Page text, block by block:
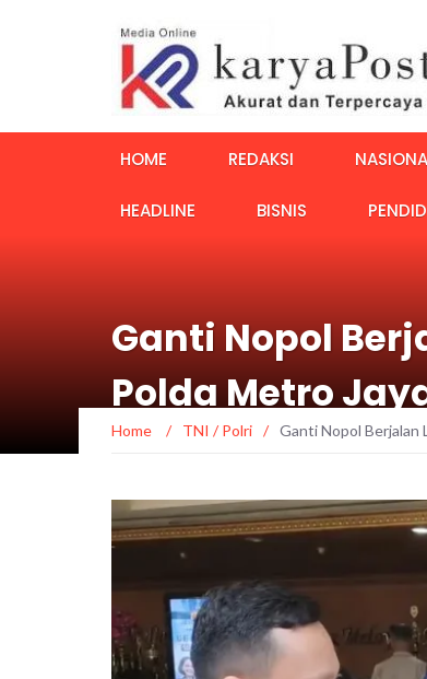
HOME REDAKSI
HEADLINE BISNIS
Ganti Nopol
Polda Metro
Home / TNI / Polri / Ganti Nopol Berjalan